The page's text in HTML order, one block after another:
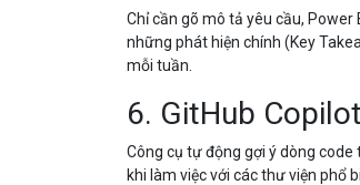
Chỉ cần gõ mô tả yêu cầu,
những phát hiện chính (Key
mỗi tuần.
6. GitHub
Công cụ tự động gợi ý dòng
khi làm việc với các thư viện phổ